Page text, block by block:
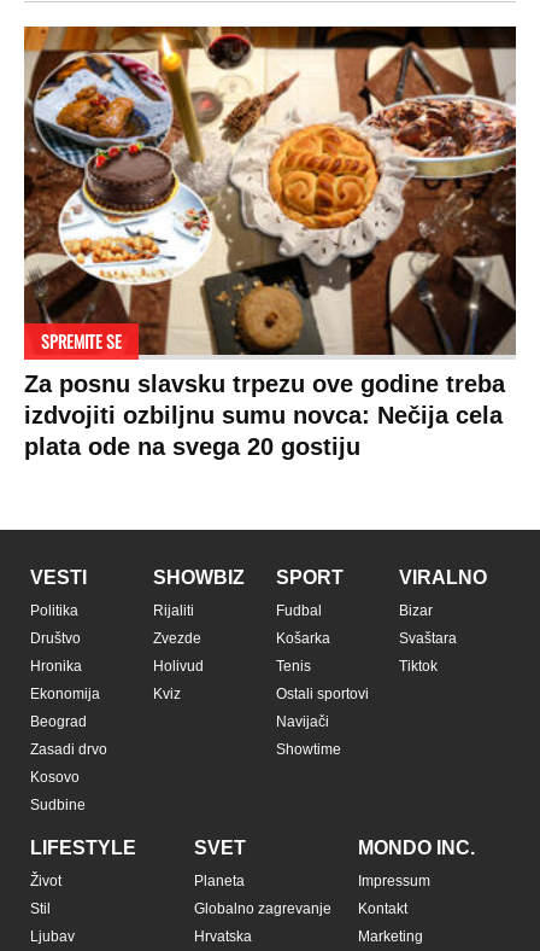
SPREMITE SE
Za posnu slavsku trpezu ove godine treba
izdvojiti ozbiljnu sumu novca: Nečija cela
plata ode na svega 20 gostiju
VESTI
Politika
Društvo
Hronika
Ekonomija
Beograd
Zasadi drvo
Kosovo
Sudbine
SHOWBIZ
Rijaliti
Zvezde
Holivud
Kviz
SPORT
Fudbal
Košarka
Tenis
Ostali sportovi
Navijači
Showtime
VIRALNO
Bizar
Svaštara
Tiktok
LIFESTYLE
Život
Stil
Ljubav
SVET
Planeta
Globalno zagrevanje
Hrvatska
MONDO INC.
Impressum
Kontakt
Marketing